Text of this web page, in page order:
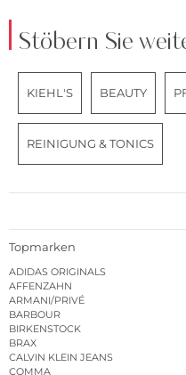
Stöbern Sie
KIEHL'S BEAUTY
REINIGUNG & TONICS
Topmarken
ADIDAS ORIGINALS
AFFENZAHN
ARMANI/PRIVÉ
BARBOUR
BIRKENSTOCK
BRAX
CALVIN KLEIN JEANS
COMMA